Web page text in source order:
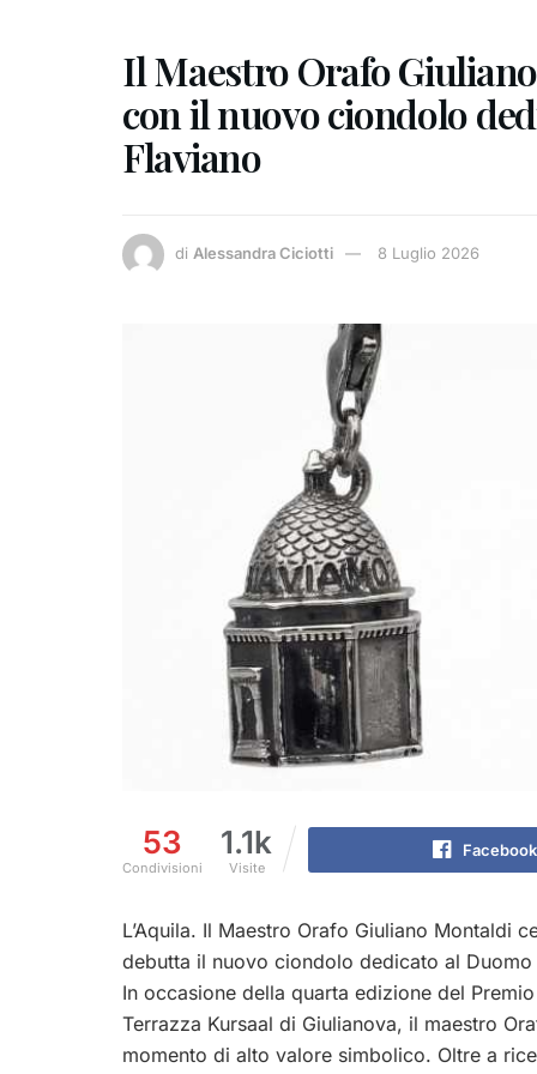
Il Maestro Orafo
con il nuovo ciondolo
Flaviano
di Alessandra Ciciotti 8 Luglio 2026
53
Condivisioni
1.1k
Visite
Facebook
L’Aquila. Il Maestro Orafo Giuliano Montaldi
debutta il nuovo ciondolo dedicato al Duomo
In occasione della quarta edizione del
Terrazza Kursaal di Giulianova, il maestro
momento di alto valore simbolico. Oltre a